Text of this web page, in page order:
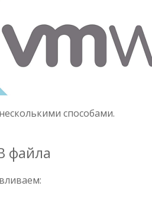
способами.
файла